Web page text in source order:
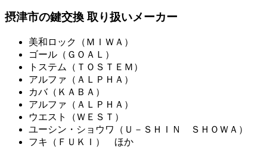
摂津市の鍵交換 取り扱いメーカー
美和ロック（ＭＩＷＡ）
ゴール（ＧＯＡＬ）
トステム（ＴＯＳＴＥＭ）
アルファ（ＡＬＰＨＡ）
カバ（ＫＡＢＡ）
アルファ（ＡＬＰＨＡ）
ウエスト（ＷＥＳＴ）
ユーシン・ショウワ（Ｕ－ＳＨＩＮ ＳＨＯＷＡ）
フキ（ＦＵＫＩ） ほか